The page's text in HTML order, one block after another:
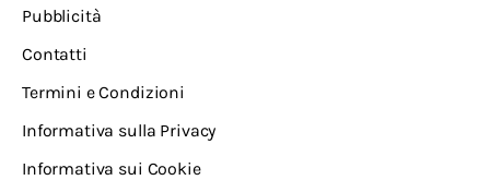
Pubblicità
Contatti
Termini e Condizioni
Informativa sulla Privacy
Informativa sui Cookie